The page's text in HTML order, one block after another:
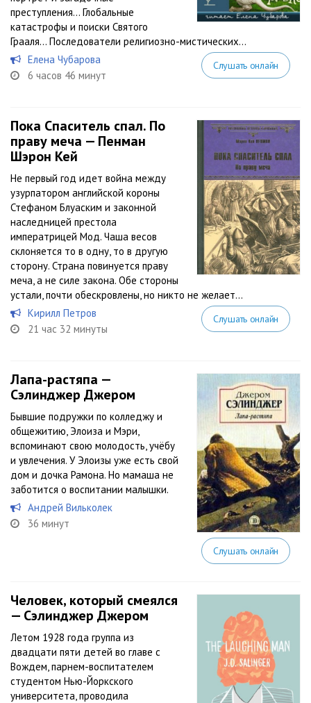
преступления… Глобальные
катастрофы и поиски Святого
Грааля… Последователи религиозно-мистических...
Елена Чубарова
6 часов 46 минут
Слушать онлайн
Пока Спаситель спал. По
праву меча — Пенман
Шэрон Кей
Не первый год идет война между
узурпатором английской короны
Стефаном Блуаским и законной
наследницей престола
императрицей Мод. Чаша весов
склоняется то в одну, то в другую
сторону. Страна повинуется праву
меча, а не силе закона. Обе стороны
устали, почти обескровлены, но никто не желает...
Кирилл Петров
21 час 32 минуты
Слушать онлайн
Лапа-растяпа —
Сэлинджер Джером
Бывшие подружки по колледжу и
общежитию, Элоиза и Мэри,
вспоминают свою молодость, учёбу
и увлечения. У Элоизы уже есть свой
дом и дочка Рамона. Но мамаша не
заботится о воспитании малышки.
Андрей Вильколек
36 минут
Слушать онлайн
Человек, который смеялся
— Сэлинджер Джером
Летом 1928 года группа из
двадцати пяти детей во главе с
Вождем, парнем-воспитателем
студентом Нью-Йоркского
университета, проводила